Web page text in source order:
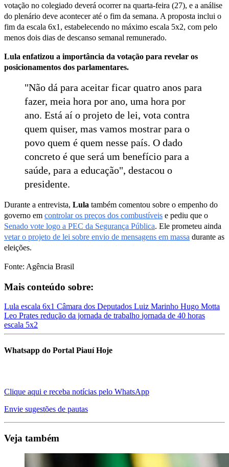
votação no colegiado deverá ocorrer na quarta-feira (27), e a análise
do plenário deve acontecer até o fim da semana. A proposta inclui o
fim da escala 6x1, estabelecendo no máximo escala 5x2, com pelo
menos dois dias de descanso semanal remunerado.
Lula enfatizou a importância da votação para revelar os
posicionamentos dos parlamentares.
"Não dá para aceitar ficar quatro anos para
fazer, meia hora por ano, uma hora por
ano. Está aí o projeto de lei, vota contra
quem quiser, mas vamos mostrar para o
povo quem é quem nesse país. O dado
concreto é que será um benefício para a
saúde, para a educação", destacou o
presidente.
Durante a entrevista, Lula também comentou sobre o empenho do
governo em controlar os preços dos combustíveis e pediu que o
Senado vote logo a PEC da Segurança Pública. Ele prometeu ainda
vetar o projeto de lei sobre envio de mensagens em massa durante as
eleições.
Fonte: Agência Brasil
Mais conteúdo sobre:
Lula escala 6x1 Câmara dos Deputados Luiz Marinho Hugo Motta
Leo Prates redução da jornada de trabalho jornada de 40 horas
escala 5x2
Whatsapp do Portal Piauí Hoje
Clique aqui e receba notícias pelo WhatsApp
Envie sugestões de pautas
Veja também